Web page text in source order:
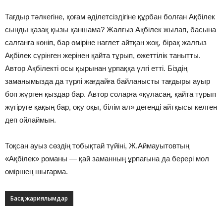
Тағдыр тәлкегіне, қоғам әділетсіздігіне құрбан болған Ақбілек
сынды қазақ қызы қаншама? Жалғыз Ақбілек жылап, басына
салғанға көніп, бар өміріне нағлет айтқан жоқ, бірақ жалғыз
Ақбілек сүрінген жерінен қайта тұрып, өжеттілік танытты.
Автор Ақбілекті осы қырынан ұрпаққа үлгі етті. Біздің
заманымызда да түрлі жағдайға байланысты тағдыры ауыр
боп жүрген қыздар бар. Автор соларға «құласаң, қайта тұрып
жүгіруге қақың бар, оқу оқы, білім ал» дегенді айтқысы келген
деп ойлаймын.
Тоқсан ауыз сөздің тобықтай түйіні, Ж.Аймауытовтың
«Ақбілек» романы — қай заманның ұрпағына да берері мол
өміршең шығарма.
Басқа жариялымдар